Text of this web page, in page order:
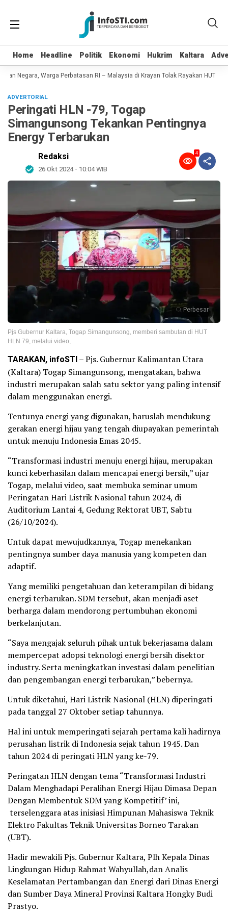
Home Headline Politik Ekonomi Hukrim Kaltara
Home Headline Politik Ekonomi Hukrim Kaltara
Negara, Warga Perbatasan RI – Malaysia di Krayan Tolak Rayakan HUT RI 81
ADVERTORIAL
Peringati HLN -79, Togap
Simangunsong Tekankan Pentingnya
Energy Terbarukan
Redaksi
26 Okt 2024 - 10:04 WIB
4
Perbesar
Pjs Gubernur Kaltara, Togap Simangunsong, memberi sambutan di HUT
HLN 79, melalui video,
TARAKAN, infoSTI– Pjs. Gubernur Kalimantan Utara
(Kaltara) Togap Simangunsong, mengatakan, bahwa
industri merupakan salah satu sektor yang paling intensif
dalam menggunakan energi.
Tentunya energi yang digunakan, haruslah mendukung
gerakan energi hijau yang tengah diupayakan pemerintah
untuk menuju Indonesia Emas 2045.
“Transformasi industri menuju energi hijau, merupakan
kunci keberhasilan dalam mencapai energi bersih,” ujar
Togap, melalui video, saat membuka seminar umum
Peringatan Hari Listrik Nasional tahun 2024, di
Auditorium Lantai 4, Gedung Rektorat UBT, Sabtu
(26/10/2024).
Untuk dapat mewujudkannya, Togap menekankan
pentingnya sumber daya manusia yang kompeten dan
adaptif.
Yang memiliki pengetahuan dan keterampilan di bidang
energi terbarukan. SDM tersebut, akan menjadi aset
berharga dalam mendorong pertumbuhan ekonomi
berkelanjutan.
“Saya mengajak seluruh pihak untuk bekerjasama dalam
mempercepat adopsi teknologi energi bersih disektor
industry. Serta meningkatkan investasi dalam penelitian
dan pengembangan energi terbarukan,” bebernya.
Untuk diketahui, Hari Listrik Nasional (HLN) diperingati
pada tanggal 27 Oktober setiap tahunnya.
Hal ini untuk memperingati sejarah pertama kali hadirnya
perusahan listrik di Indonesia sejak tahun 1945. Dan
tahun 2024 di peringati HLN yang ke-79.
Peringatan HLN dengan tema “Transformasi Industri
Dalam Menghadapi Peralihan Energi Hijau Dimasa Depan
Dengan Membentuk SDM yang Kompetitif’ ini,
terselenggara atas inisiasi Himpunan Mahasiswa Teknik
Elektro Fakultas Teknik Universitas Borneo Tarakan
(UBT).
Hadir mewakili Pjs. Gubernur Kaltara, Plh Kepala Dinas
Lingkungan Hidup Rahmat Wahyullah,dan Analis
Keselamatan Pertambangan dan Energi dari Dinas Energi
dan Sumber Daya Mineral Provinsi Kaltara Hongky Budi
Prastyo.